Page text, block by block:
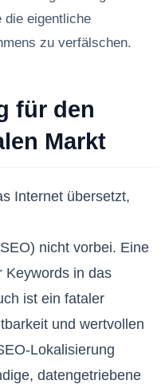
die eigentliche
zu verfälschen.
für den
Markt
Internet übersetzt,
nicht vorbei. Eine
Keywords in das
ist ein fataler
und wertvollen
Lokalisierung
datengetriebene